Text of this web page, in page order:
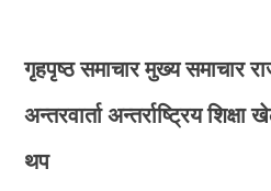
गृहपृष्ठ समाचार मुख्य समाचार
अन्तरवार्ता अन्तर्राष्ट्रिय शिक्षा
थप